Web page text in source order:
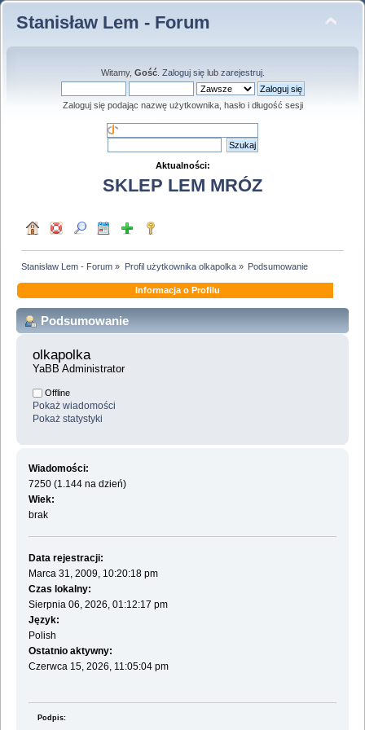
Stanisław Lem - Forum
Witamy, Gość. Zaloguj sięlub zarejestruj.
Zaloguj się podając nazwę użytkownika, hasło i długość sesji
Aktualności:
SKLEP LEM MRÓZ
Stanisław Lem - Forum » Profil użytkownika olkapolka» Podsumowanie
Informacja o Profilu
Podsumowanie
olkapolka
YaBB Administrator
Offline
Pokaż wiadomości
Pokaż statystyki
Wiadomości:
7250 (1.144 na dzień)
Wiek:
brak
Data rejestracji:
Marca 31, 2009, 10:20:18 pm
Czas lokalny:
Sierpnia 06, 2026, 01:12:17 pm
Język:
Polish
Ostatnio aktywny:
Czerwca 15, 2026, 11:05:04 pm
Podpis: